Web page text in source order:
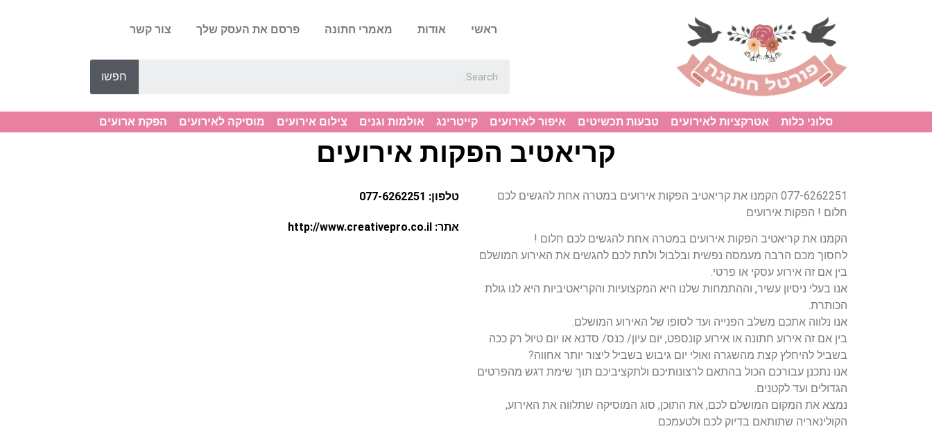
ראשי אודות מאמרי חתונה פרסם את העסק שלך צור קשר
חפשו
סלוני כלות אטרקציות לאירועים טבעות תכשיטים איפור לאירועים קייטרינג אולמות וגנים צילום אירועים מוסיקה לאירועים הפקת ארועים
קריאטיב הפקות אירועים
077-6262251 הקמנו את קריאטיב הפקות אירועים במטרה אחת להגשים לכם
חלום ! הפקות אירועים
הקמנו את קריאטיב הפקות אירועים במטרה אחת להגשים לכם חלום !
לחסוך מכם הרבה מעמסה נפשית ובלבול ולתת לכם להגשים את האירוע המושלם
בין אם זה אירוע עסקי או פרטי.
אנו בעלי ניסיון עשיר, וההתמחות שלנו היא המקצועיות והקריאטיביות היא לנו גולת
הכותרת.
אנו נלווה אתכם משלב הפנייה ועד לסופו של האירוע המושלם.
בין אם זה אירוע חתונה או אירוע קונספט, יום עיון/ כנס/ סדנא או יום טיול רק ככה
בשביל להיחלץ קצת מהשגרה ואולי יום גיבוש בשביל ליצור יותר אחווה?
אנו נתכנן עבורכם הכול בהתאם לרצונותיכם ולתקציביכם תוך שימת דגש מהפרטים
הגדולים ועד לקטנים.
נמצא את המקום המושלם לכם, את התוכן, סוג המוסיקה שתלווה את האירוע,
הקולינאריה שתותאם בדיוק לכם ולטעמכם.
טלפון: 077-6262251
אתר: http://www.creativepro.co.il